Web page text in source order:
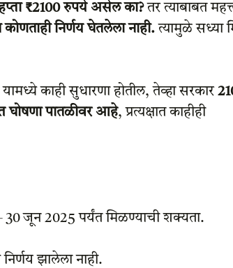
₹2100 रुपये असेल का?तर त्याबाबत
निर्णय घेतलेला नाही.त्यामुळे सध्या
काही सुधारणा होतील, तेव्हा सरकार
घोषणा पातळीवर आहे, प्रत्यक्षात काहीही
30 जून 2025 पर्यंत मिळण्याची शक्यता.
झालेला नाही.